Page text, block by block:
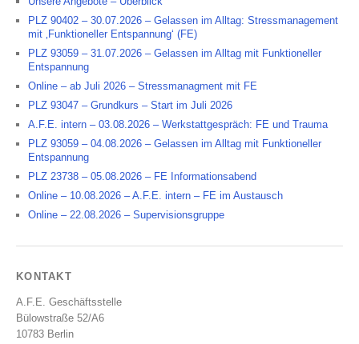
PLZ 90402 – 30.07.2026 – Gelassen im Alltag: Stressmanagement
mit ‚Funktioneller Entspannung‘ (FE)
PLZ 93059 – 31.07.2026 – Gelassen im Alltag mit Funktioneller
Entspannung
Online – ab Juli 2026 – Stressmanagment mit FE
PLZ 93047 – Grundkurs – Start im Juli 2026
A.F.E. intern – 03.08.2026 – Werkstattgespräch: FE und Trauma
PLZ 93059 – 04.08.2026 – Gelassen im Alltag mit Funktioneller
Entspannung
PLZ 23738 – 05.08.2026 – FE Informationsabend
Online – 10.08.2026 – A.F.E. intern – FE im Austausch
Online – 22.08.2026 – Supervisionsgruppe
KONTAKT
A.F.E. Geschäftsstelle
Bülowstraße 52/A6
10783 Berlin